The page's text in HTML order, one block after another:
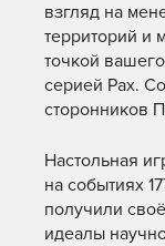
взгляд на
территорий и
точкой
серией Pax.
сторонников
Настольная
на событиях
получили
идеалы